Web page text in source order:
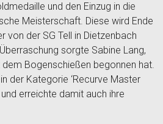
und den Einzug in die
Meisterschaft. Diese wird Ende
von der SG Tell in Dietzenbach
sorgte Sabine Lang,
Bogenschießen begonnen hat.
der Kategorie ‘Recurve Master
erreichte damit auch ihre